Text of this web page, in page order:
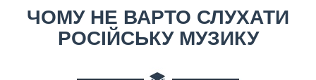
ЧОМУ НЕ ВАРТО СЛУХАТИ
РОСІЙСЬКУ МУЗИКУ